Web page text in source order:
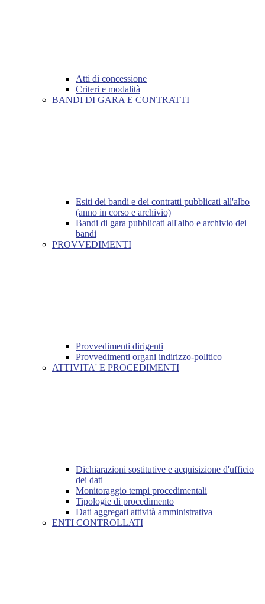
Atti di concessione
Criteri e modalità
BANDI DI GARA E CONTRATTI
Esiti dei bandi e dei contratti pubblicati all'albo
(anno in corso e archivio)
Bandi di gara pubblicati all'albo e archivio dei
bandi
PROVVEDIMENTI
Provvedimenti dirigenti
Provvedimenti organi indirizzo-politico
ATTIVITA' E PROCEDIMENTI
Dichiarazioni sostitutive e acquisizione d'ufficio
dei dati
Monitoraggio tempi procedimentali
Tipologie di procedimento
Dati aggregati attività amministrativa
ENTI CONTROLLATI